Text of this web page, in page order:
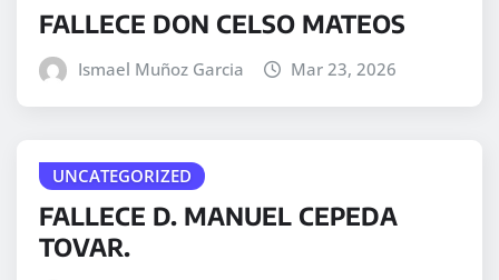
FALLECE DON CELSO MATEOS
Ismael Muñoz Garcia Mar 23, 2026
UNCATEGORIZED
FALLECE D. MANUEL CEPEDA
TOVAR.